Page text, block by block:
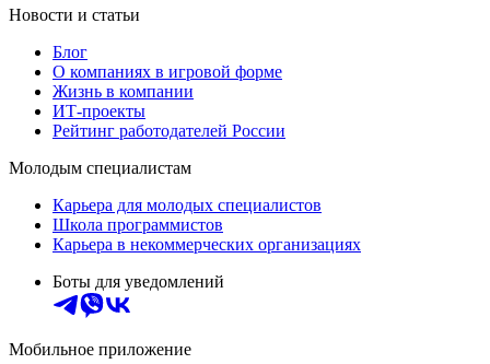
Новости и статьи
Блог
О компаниях в игровой форме
Жизнь в компании
ИТ-проекты
Рейтинг работодателей России
Молодым специалистам
Карьера для молодых специалистов
Школа программистов
Карьера в некоммерческих организациях
Боты для уведомлений
Мобильное приложение